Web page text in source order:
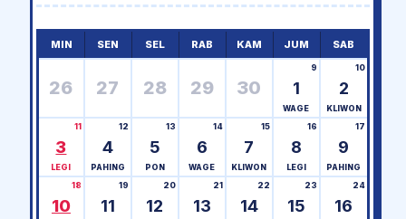
MIN SEN SEL RAB KAM JUM SAB
26 27 28 29 30 1
9
WAGE
2
10
KLIWON
3
11
LEGI
4
12
PAHING
5
13
PON
6
14
WAGE
7
15
KLIWON
8
16
LEGI
9
17
PAHING
10
18
11
19
12
20
13
21
14
22
15
23
16
24